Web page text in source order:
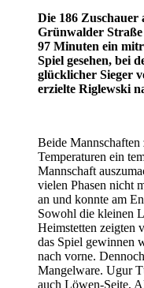
Die 186 Zuschauer
Grünwalder
97 Minuten ein
Spiel gesehen, bei
glücklicher Sieger
erzielte Riglewski
Beide
Temperaturen ein
Mannschaft
vielen Phasen nicht
an und konnte am
Sowohl die kleinen
Heimstetten zeigten
das Spiel gewinnen
nach vorne.
Mangelware. Ugur
auch Löwen-Seite,